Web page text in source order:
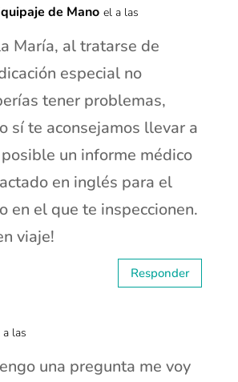
de Mano el a las
María, al tratarse de
especial no
tener problemas,
sí te aconsejamos llevar a
un informe médico
en inglés para el
en el que te inspeccionen.
viaje!
Responder
a las
una pregunta me voy